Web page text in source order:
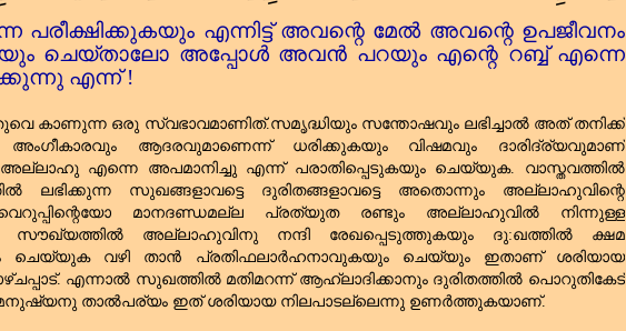
പരീക്ഷിക്കുകയും എന്നിട്ട്‌ അവന്റെ മേൽ അവന്റെ ഉപജീവനം
ചെയ്താലോ അപ്പോൾ അവൻ പറയും എന്റെ റബ്ബ്‌ എന്നെ
എന്ന് !
കാണുന്ന ഒരു സ്വഭാവമാണിത്‌.സമൃദ്ധിയും സന്തോഷവും ലഭിച്ചാൽ അത്‌ തനിക്ക്‌
ആദരവുമാണെന്ന് ധരിക്കുകയും വിഷമവും ദാരിദ്ര്യവുമാണ്‌
അല്ലാഹു എന്നെ അപമാനിച്ചു എന്ന് പരാതിപ്പെടുകയും ചെയ്യുക. വാസ്തവത്തിൽ
ലഭിക്കുന്ന സുഖങ്ങളാവട്ടെ ദുരിതങ്ങളാവട്ടെ അതൊന്നും അല്ലാഹുവിന്റെ
വെറുപ്പിന്റെയോ മാനദണ്ഡമല്ല പ്രത്യുത രണ്ടും അല്ലാഹുവിൽ നിന്നുള്ള
സൗഖ്യത്തിൽ അല്ലാഹുവിനു നന്ദി രേഖപ്പെടുത്തുകയും ദു:ഖത്തിൽ ക്ഷമ
ചെയ്യുക വഴി താൻ പ്രതിഫലാർഹനാവുകയും ചെയ്യും ഇതാണ്‌ ശരിയായ
എന്നാൽ സുഖത്തിൽ മതിമറന്ന് ആഹ്ലാദിക്കാനും ദുരിതത്തിൽ പൊറുതികേട്‌
താൽപര്യം ഇത്‌ ശരിയായ നിലപാടല്ലെന്നു ഉണർത്തുകയാണ്‌.